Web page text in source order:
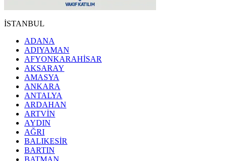
İSTANBUL
ADANA
ADIYAMAN
AFYONKARAHİSAR
AKSARAY
AMASYA
ANKARA
ANTALYA
ARDAHAN
ARTVİN
AYDIN
AĞRI
BALIKESİR
BARTIN
BATMAN